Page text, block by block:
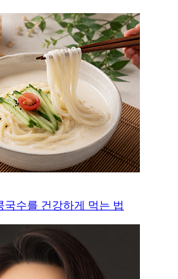
국수를 건강하게 먹는 법